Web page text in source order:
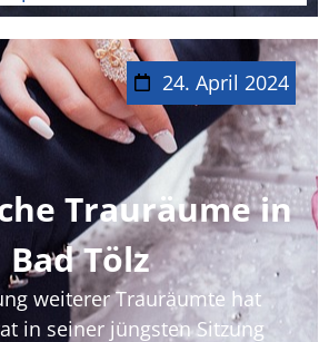
24. April 2024
Trauräume in
Bad Tölz
weiterer Trauräumte hat
in seiner jüngsten Sitzung